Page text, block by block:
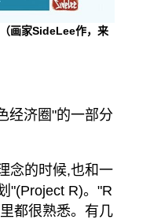
画家SideLee作，来
经济圈"的一部分
念的时候,也和一
"(Project R)。"R
都很熟悉。有几